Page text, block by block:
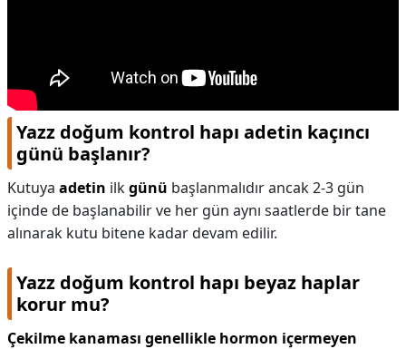
Yazz doğum kontrol hapı adetin kaçıncı
günü başlanır?
Kutuya adetin ilkgünü başlanmalıdır ancak 2-3 gün
içinde de başlanabilir ve her gün aynı saatlerde bir tane
alınarak kutu bitene kadar devam edilir.
Yazz doğum kontrol hapı beyaz haplar
korur mu?
Çekilme kanaması genellikle hormon içermeyen